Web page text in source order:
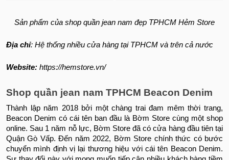
Sản phẩm của shop quần jean nam đẹp TPHCM Hẻm Store
Địa chỉ: Hệ thống nhiều cửa hàng tại TPHCM và trên cả nước
Website: https://hemstore.vn/
Shop quần jean nam TPHCM Beacon Denim
Thành lập năm 2018 bởi một chàng trai đam mêm thời trang,
Beacon Denim có cái tên ban đầu là Bờm Store cùng một shop
online. Sau 1 năm nỗ lực, Bờm Store đã có cửa hàng đầu tiên tại
Quận Gò Vấp. Đến năm 2022, Bờm Store chính thức có bước
chuyển mình định vị lại thương hiệu với cái tên Beacon Denim.